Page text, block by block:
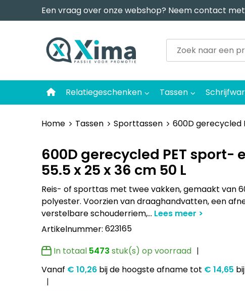
Een vraag over onze webshop? Neem contact
Relatiegeschenken Tassen
Home Tassen Sporttassen 600D gerecycled
600D gerecycled PET sport-
55.5 x 25 x 36 cm 50 L
Reis- of sporttas met twee vakken, gemaakt van
polyester. Voorzien van draaghandvatten, een
verstelbare schouderriem,...
Artikelnummer: 623165
In totaal 5473 stuk(s) op voorraad
Vanaf € 10,26 bij de hoogste afnametot € 14,65